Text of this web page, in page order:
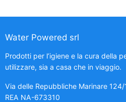
Water Powered srl
Prodotti per l’igiene e la cura della
utilizzare, sia a casa che in viaggio.
Via delle Repubbliche Marinare
REA NA-673310